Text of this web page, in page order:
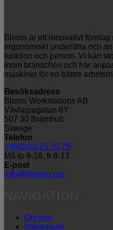
Bloms är ett innovativt
ergonomiskt underlätta och
funktion och person. Vi kan
inom branschen och har
maskiner för en bättre
Besöksadress
Bloms Workstations AB
Vävlagargatan 6Y
507 30 Brämhult
Sverige
Telefon
+46(0)33-15 70 75
Må-to 8-16, fr 8-13
E-post
info@bloms.com
Om oss
Impressum